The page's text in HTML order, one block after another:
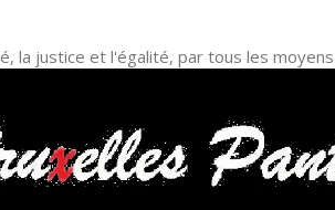
la justice et l'égalité, par tous les